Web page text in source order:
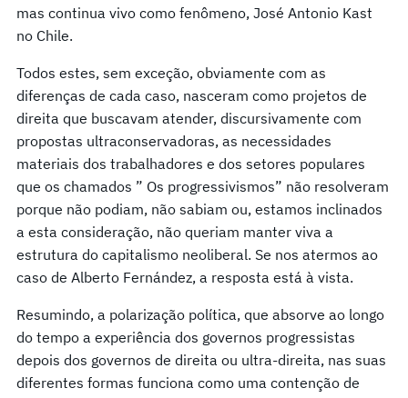
mas continua vivo como fenômeno, José Antonio Kast
no Chile.
Todos estes, sem exceção, obviamente com as
diferenças de cada caso, nasceram como projetos de
direita que buscavam atender, discursivamente com
propostas ultraconservadoras, as necessidades
materiais dos trabalhadores e dos setores populares
que os chamados ” Os progressivismos” não resolveram
porque não podiam, não sabiam ou, estamos inclinados
a esta consideração, não queriam manter viva a
estrutura do capitalismo neoliberal. Se nos atermos ao
caso de Alberto Fernández, a resposta está à vista.
Resumindo, a polarização política, que absorve ao longo
do tempo a experiência dos governos progressistas
depois dos governos de direita ou ultra-direita, nas suas
diferentes formas funciona como uma contenção de